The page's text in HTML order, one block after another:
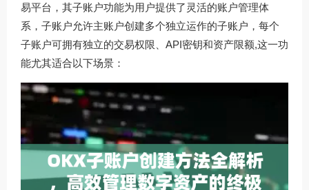
易平台，其子账户功能为用户提供了灵活的账户管理体
系，子账户允许主账户创建多个独立运作的子账户，每个
子账户可拥有独立的交易权限、API密钥和资产限额,这一功
能尤其适合以下场景：